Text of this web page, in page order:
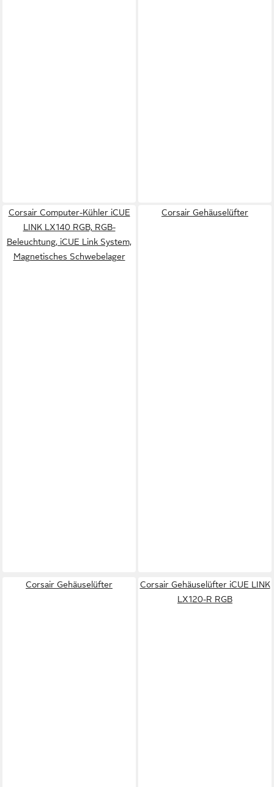
Corsair Computer-Kühler iCUE
LINK LX140 RGB, RGB-
Beleuchtung, iCUE Link System,
Magnetisches Schwebelager
Corsair Gehäuselüfter
Corsair Gehäuselüfter
Corsair Gehäuselüfter iCUE LINK
LX120-R RGB